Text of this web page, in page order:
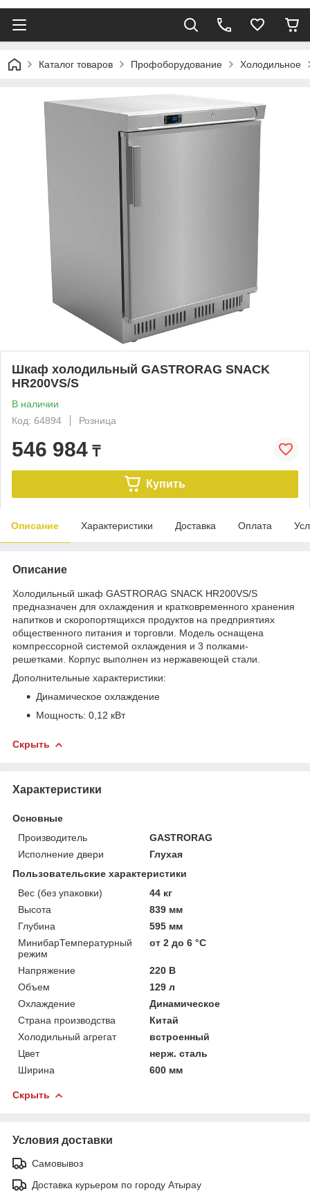
Каталог товаров Профоборудование Холодильное
Шкаф холодильный GASTRORAG SNACK
HR200VS/S
В наличии
Код: 64894
Розница
546 984 ₸
Купить
Описание Характеристики Доставка Оплата
Описание
Холодильный шкаф GASTRORAG SNACK HR200VS/S
предназначен для охлаждения и кратковременного хранения
напитков и скоропортящихся продуктов на предприятиях
общественного питания и торговли. Модель оснащена
компрессорной системой охлаждения и 3 полками-
решетками. Корпус выполнен из нержавеющей стали.
Дополнительные характеристики:
Динамическое охлаждение
​Мощность: 0,12 кВт
Скрыть
Характеристики
Основные
Производитель
GASTRORAG
Исполнение двери
Глухая
Пользовательские характеристики
Вес (без упаковки)
44 кг
Высота
839 мм
Глубина
595 мм
МинибарТемпературный
режим
от 2 до 6 °C
Напряжение
220 В
Объем
129 л
Охлаждение
Динамическое
Страна производства
Китай
Холодильный агрегат
встроенный
Цвет
нерж. сталь
Ширина
600 мм
Скрыть
Условия доставки
Самовывоз
Доставка курьером по городу Атырау